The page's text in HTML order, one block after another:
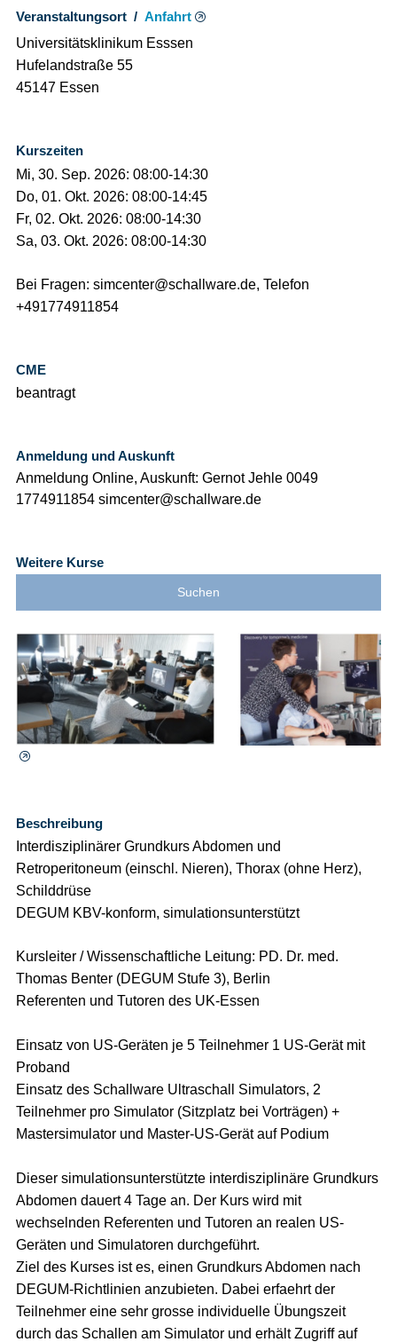
Veranstaltungsort /Anfahrt
Universitätsklinikum Esssen
Hufelandstraße 55
45147 Essen
Kurszeiten
Mi, 30. Sep. 2026: 08:00-14:30
Do, 01. Okt. 2026: 08:00-14:45
Fr, 02. Okt. 2026: 08:00-14:30
Sa, 03. Okt. 2026: 08:00-14:30
Bei Fragen: simcenter@schallware.de, Telefon
+491774911854
CME
beantragt
Anmeldung und Auskunft
Anmeldung Online, Auskunft: Gernot Jehle 0049
1774911854 simcenter@schallware.de
Weitere Kurse
Suchen
Beschreibung
Interdisziplinärer Grundkurs Abdomen und
Retroperitoneum (einschl. Nieren), Thorax (ohne Herz),
Schilddrüse
DEGUM KBV-konform, simulationsunterstützt
Kursleiter / Wissenschaftliche Leitung: PD. Dr. med.
Thomas Benter (DEGUM Stufe 3), Berlin
Referenten und Tutoren des UK-Essen
Einsatz von US-Geräten je 5 Teilnehmer 1 US-Gerät mit
Proband
Einsatz des Schallware Ultraschall Simulators, 2
Teilnehmer pro Simulator (Sitzplatz bei Vorträgen) +
Mastersimulator und Master-US-Gerät auf Podium
Dieser simulationsunterstützte interdisziplinäre Grundkurs
Abdomen dauert 4 Tage an. Der Kurs wird mit
wechselnden Referenten und Tutoren an realen US-
Geräten und Simulatoren durchgeführt.
Ziel des Kurses ist es, einen Grundkurs Abdomen nach
DEGUM-Richtlinien anzubieten. Dabei erfaehrt der
Teilnehmer eine sehr grosse individuelle Übungszeit
durch das Schallen am Simulator und erhält Zugriff auf